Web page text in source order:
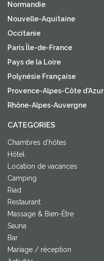
Normandie
Nouvelle-Aquitaine
Occitanie
Paris Île-de-France
Pays de la Loire
Polynésie Française
Provence-Alpes-Côte d'Azur
Rhône-Alpes-Auvergne
CATEGORIES
Chambres d'hôtes
Hôtel
Location de vacances
Camping
Riad
Restaurant
Massage & Bien-Être
Sauna
Bar
Mariage / réception